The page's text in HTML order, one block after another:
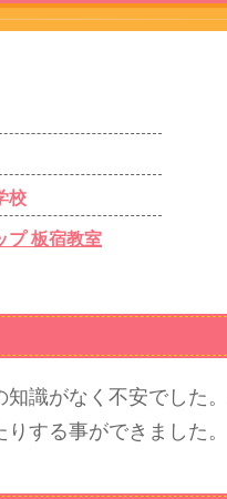
校
プ 板宿教室
識がなく不安でした
する事ができました。